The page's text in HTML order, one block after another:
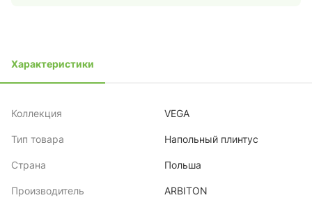
Характеристики
Коллекция VEGA
Тип товара Напольный плинтус
Страна Польша
Производитель ARBITON